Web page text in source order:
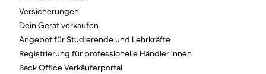
Versicherungen
Dein Gerät verkaufen
Angebot für Studierende und Lehrkräfte
Registrierung für professionelle Händler:innen
Back Office Verkäuferportal